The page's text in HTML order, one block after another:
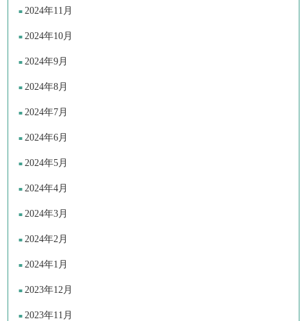
2024年11月
2024年10月
2024年9月
2024年8月
2024年7月
2024年6月
2024年5月
2024年4月
2024年3月
2024年2月
2024年1月
2023年12月
2023年11月